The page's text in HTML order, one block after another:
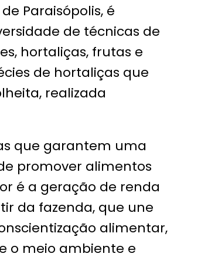
Paraisópolis, é
de técnicas de
hortaliças, frutas e
de hortaliças que
realizada
que garantem uma
promover alimentos
é a geração de renda
da fazenda, que une
alimentar,
o meio ambiente e